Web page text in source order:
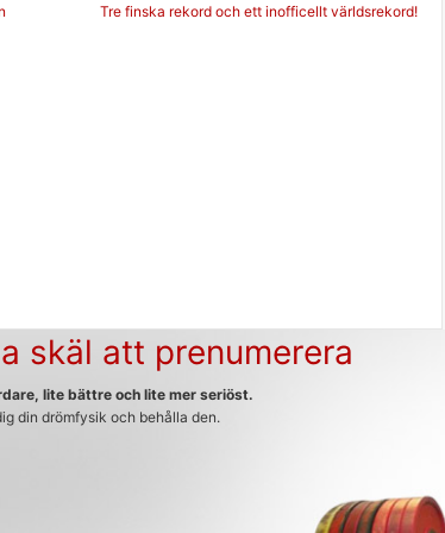
Tre finska rekord och ett inofficellt världsrekord!
skäl att prenumerera
lite bättre och lite mer seriöst.
din drömfysik och behålla den.